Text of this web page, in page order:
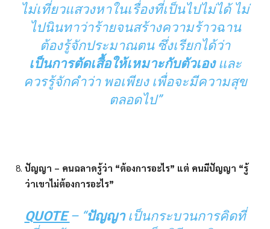
ไม่เที่ยวแสวงหาในเรื่องที่เป็นไปไม่ได้ ไม่
ไปนินทาว่าร้ายจนสร้างความร้าวฉาน
ต้องรู้จักประมาณตน ซึ่งเรียกได้ว่า
เป็นการตัดเสื้อให้เหมาะกับตัวเองและ
ควรรู้จักคำว่า พอเพียง เพื่อจะมีความสุข
ตลอดไป”
ปัญญา – คนฉลาดรู้ว่า “ต้องการอะไร” แต่ คนมีปัญญา “รู้
ว่าเขาไม่ต้องการอะไร”
QUOTE– “ปัญญาเป็นกระบวนการคิดที่